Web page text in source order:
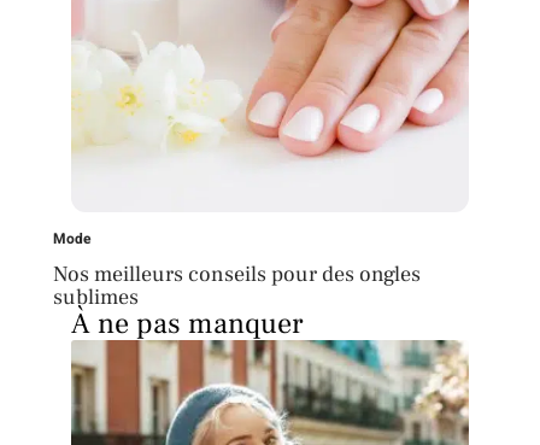
Mode
Nos meilleurs conseils pour des ongles
sublimes
À ne pas manquer